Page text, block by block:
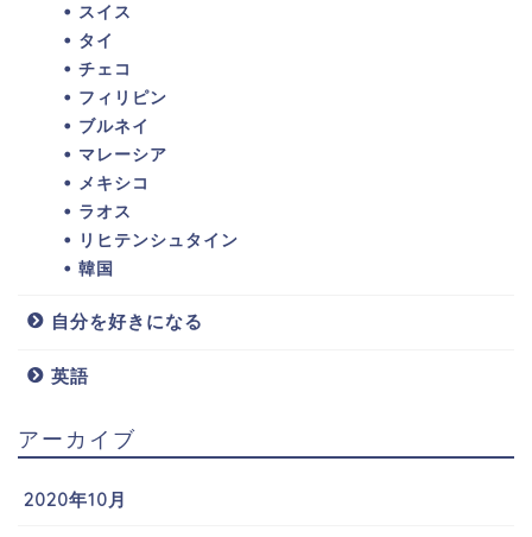
スイス
タイ
チェコ
フィリピン
ブルネイ
マレーシア
メキシコ
ラオス
リヒテンシュタイン
韓国
自分を好きになる
英語
アーカイブ
2020年10月